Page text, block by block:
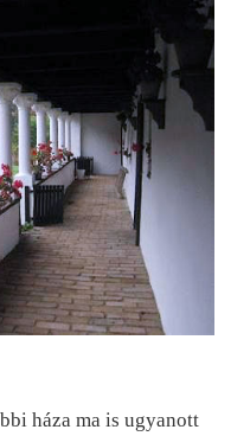
háza ma is ugyanott